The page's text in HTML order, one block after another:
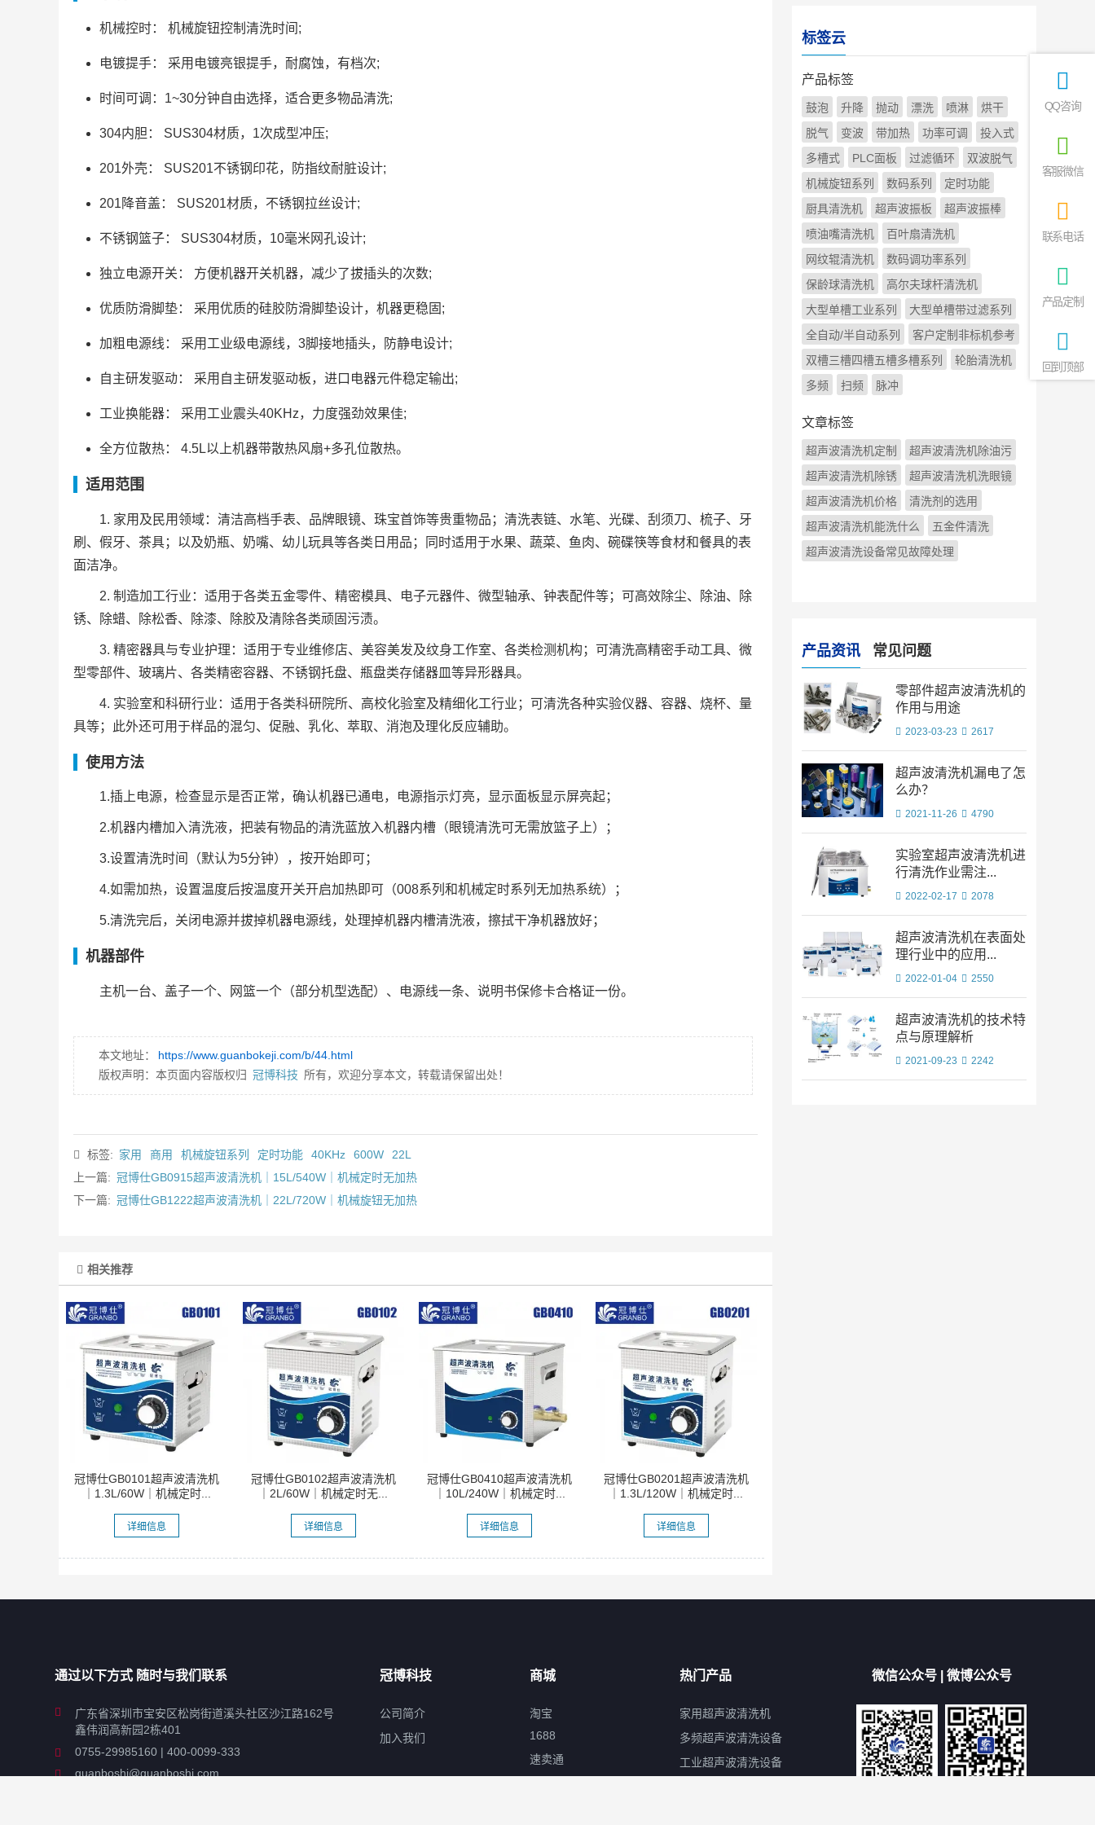
机械控时： 机械旋钮控制清洗时间;
电镀提手： 采用电镀亮银提手，耐腐蚀，有档次;
时间可调：1~30分钟自由选择，适合更多物品清洗;
304内胆： SUS304材质，1次成型冲压;
201外壳： SUS201不锈钢印花，防指纹耐脏设计;
201降音盖： SUS201材质，不锈钢拉丝设计;
不锈钢篮子： SUS304材质，10毫米网孔设计;
独立电源开关： 方便机器开关机器，减少了拔插头的次数;
优质防滑脚垫： 采用优质的硅胶防滑脚垫设计，机器更稳固;
加粗电源线： 采用工业级电源线，3脚接地插头，防静电设计;
自主研发驱动： 采用自主研发驱动板，进口电器元件稳定输出;
工业换能器： 采用工业震头40KHz，力度强劲效果佳;
全方位散热： 4.5L以上机器带散热风扇+多孔位散热。
适用范围
1. 家用及民用领域：清洁高档手表、品牌眼镜、珠宝首饰等贵重物品；清洗表链、水笔、光碟、刮须刀、梳子、牙
刷、假牙、茶具；以及奶瓶、奶嘴、幼儿玩具等各类日用品；同时适用于水果、蔬菜、鱼肉、碗碟筷等食材和餐具的表
面洁净。
2. 制造加工行业：适用于各类五金零件、精密模具、电子元器件、微型轴承、钟表配件等；可高效除尘、除油、除
锈、除蜡、除松香、除漆、除胶及清除各类顽固污渍。
3. 精密器具与专业护理：适用于专业维修店、美容美发及纹身工作室、各类检测机构；可清洗高精密手动工具、微
型零部件、玻璃片、各类精密容器、不锈钢托盘、瓶盘类存储器皿等异形器具。
4. 实验室和科研行业：适用于各类科研院所、高校化验室及精细化工行业；可清洗各种实验仪器、容器、烧杯、量
具等；此外还可用于样品的混匀、促融、乳化、萃取、消泡及理化反应辅助。
使用方法
1.插上电源，检查显示是否正常，确认机器已通电，电源指示灯亮，显示面板显示屏亮起；
2.机器内槽加入清洗液，把装有物品的清洗蓝放入机器内槽（眼镜清洗可无需放篮子上）；
3.设置清洗时间（默认为5分钟），按开始即可；
4.如需加热，设置温度后按温度开关开启加热即可（008系列和机械定时系列无加热系统）；
5.清洗完后，关闭电源并拔掉机器电源线，处理掉机器内槽清洗液，擦拭干净机器放好；
机器部件
主机一台、盖子一个、网篮一个（部分机型选配）、电源线一条、说明书保修卡合格证一份。
本文地址：
https://www.guanbokeji.com/b/44.html
版权声明：本页面内容版权归 冠博科技 所有，欢迎分享本文，转载请保留出处！
标签: 家用 商用 机械旋钮系列 定时功能 40KHz 600W
22L
上一篇: 冠博仕GB0915超声波清洗机｜15L/540W｜机械定时无加热
下一篇: 冠博仕GB1222超声波清洗机｜22L/720W｜机械旋钮无加热
相关推荐
冠博仕GB0101超声波清洗机
｜1.3L/60W｜机械定时...
详细信息
冠博仕GB0102超声波清洗机
｜2L/60W｜机械定时无...
详细信息
冠博仕GB0410超声波清洗机
｜10L/240W｜机械定时...
详细信息
冠博仕GB0201超声波清洗机
｜1.3L/120W｜机械定时...
详细信息
标签云
产品标签
鼓泡 升降 抛动 漂洗 喷淋
烘干
脱气
变波 带加热 功率可调
投入式
多槽式
PLC面板 过滤循环
双波脱气
机械旋钮系列
数码系列
定时功能
厨具清洗机
超声波振板
超声波振棒
喷油嘴清洗机
百叶扇清洗机
网纹辊清洗机
数码调功率系列
保龄球清洗机
高尔夫球杆清洗机
大型单槽工业系列
大型单槽带过滤系列
全自动/半自动系列
客户定制非标机参考
双槽三槽四槽五槽多槽系列
轮胎清洗机
多频
扫频 脉冲
文章标签
超声波清洗机定制
超声波清洗机除油污
超声波清洗机除锈
超声波清洗机洗眼镜
超声波清洗机价格
清洗剂的选用
超声波清洗机能洗什么
五金件清洗
超声波清洗设备常见故障处理
产品资讯 常见问题
零部件超声波清洗机的
作用与用途
2023-03-23 2617
超声波清洗机漏电了怎
么办？
2021-11-26 4790
实验室超声波清洗机进
行清洗作业需注...
2022-02-17 2078
超声波清洗机在表面处
理行业中的应用...
2022-01-04 2550
超声波清洗机的技术特
点与原理解析
2021-09-23 2242
通过以下方式 随时与我们联系
广东省深圳市宝安区松岗街道溪头社区沙江路162号
鑫伟润高新园2栋401
0755-29985160 | 400-0099-333
guanboshi@guanboshi.com
冠博科技
公司简介
加入我们
商城
淘宝
1688
速卖通
热门产品
家用超声波清洗机
多频超声波清洗设备
工业超声波清洗设备
微信公众号 | 微博公众号
QQ咨询
客服微信
联系电话
产品定制
回到顶部